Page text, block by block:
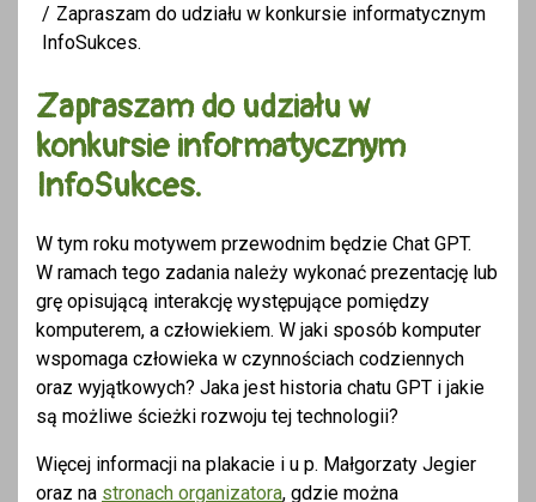
Zapraszam do udziału w konkursie informatycznym
InfoSukces.
Zapraszam do udziału w
konkursie informatycznym
InfoSukces.
W tym roku motywem przewodnim będzie Chat GPT.
W ramach tego zadania należy wykonać prezentację lub
grę opisującą interakcję występujące pomiędzy
komputerem, a człowiekiem. W jaki sposób komputer
wspomaga człowieka w czynnościach codziennych
oraz wyjątkowych? Jaka jest historia chatu GPT i jakie
są możliwe ścieżki rozwoju tej technologii?
Więcej informacji na plakacie i u p. Małgorzaty Jegier
oraz na stronach organizatora, gdzie można